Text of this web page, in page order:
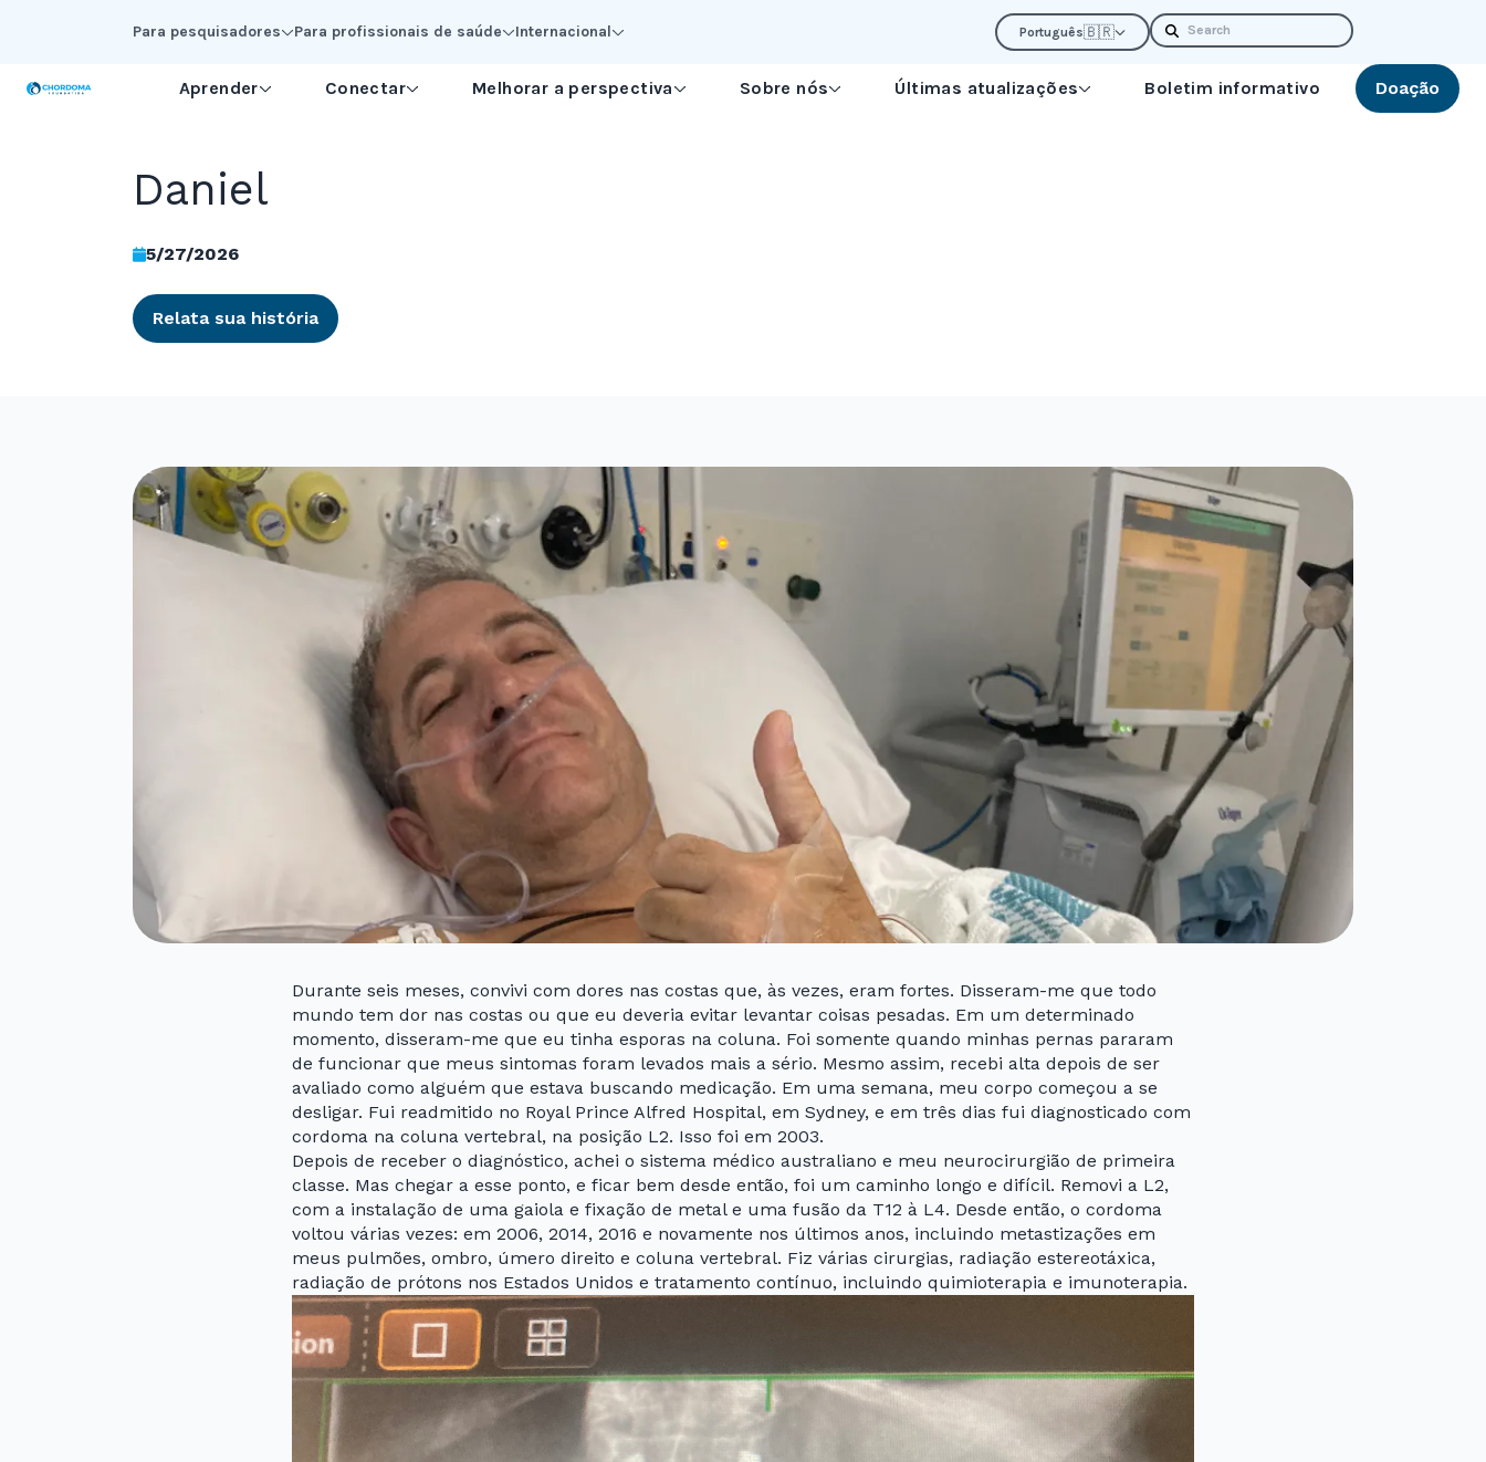
Para pesquisadores Para profissionais de saúde Internacional Português🇧🇷 Search
Aprender Conectar Melhorar a perspectiva Sobre nós Últimas atualizações Boletim informativo Doação
Daniel
5/27/2026
Relata sua história
Durante seis meses, convivi com dores nas costas que, às vezes, eram fortes. Disseram-me que todo
mundo tem dor nas costas ou que eu deveria evitar levantar coisas pesadas. Em um determinado
momento, disseram-me que eu tinha esporas na coluna. Foi somente quando minhas pernas pararam
de funcionar que meus sintomas foram levados mais a sério. Mesmo assim, recebi alta depois de ser
avaliado como alguém que estava buscando medicação. Em uma semana, meu corpo começou a se
desligar. Fui readmitido no Royal Prince Alfred Hospital, em Sydney, e em três dias fui diagnosticado com
cordoma na coluna vertebral, na posição L2. Isso foi em 2003.
Depois de receber o diagnóstico, achei o sistema médico australiano e meu neurocirurgião de primeira
classe. Mas chegar a esse ponto, e ficar bem desde então, foi um caminho longo e difícil. Removi a L2,
com a instalação de uma gaiola e fixação de metal e uma fusão da T12 à L4. Desde então, o cordoma
voltou várias vezes: em 2006, 2014, 2016 e novamente nos últimos anos, incluindo metastizações em
meus pulmões, ombro, úmero direito e coluna vertebral. Fiz várias cirurgias, radiação estereotáxica,
radiação de prótons nos Estados Unidos e tratamento contínuo, incluindo quimioterapia e imunoterapia.